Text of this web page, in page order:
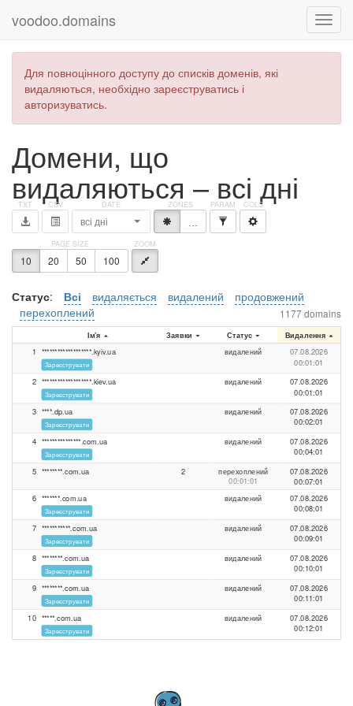
voodoo.domains
Для повноцінного доступу до списків доменів, які
видаляються, необхідно зареєструватись і
авторизуватись.
Домени, що
видаляються – всі дні
всі дні *
10 20 50 100
Статус: Всі видаляється видалений
продовжений
перехоплений
1177 domains
Ім'я Заявки Статус
Видалення
1
*******************.kyiv.ua
Зареєструвати
видалений 07.08.2026
00:01:01
2 *******************.kiev.ua
Зареєструвати
видалений 07.08.2026
00:01:01
3 ****.dp.ua
Зареєструвати
видалений 07.08.2026
00:02:01
4 ***************.com.ua
Зареєструвати
видалений 07.08.2026
00:04:01
5 ********.com.ua 2 перехоплений
00:01:01
07.08.2026
00:07:01
6 *******.com.ua
Зареєструвати
видалений
07.08.2026
00:08:01
7 ***********.com.ua
Зареєструвати
видалений
07.08.2026
00:09:01
8 ********.com.ua
Зареєструвати
видалений
07.08.2026
00:10:01
9 ********.com.ua
Зареєструвати
видалений
07.08.2026
00:11:01
10 *****.com.ua
Зареєструвати
видалений 07.08.2026
00:12:01